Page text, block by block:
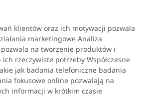
klientów oraz ich motywacji pozwala
marketingowe Analiza
na tworzenie produktów i
ich rzeczywiste potrzeby Współczesne
jak badania telefoniczne badania
fokusowe online pozwalają na
informacji w krótkim czasie